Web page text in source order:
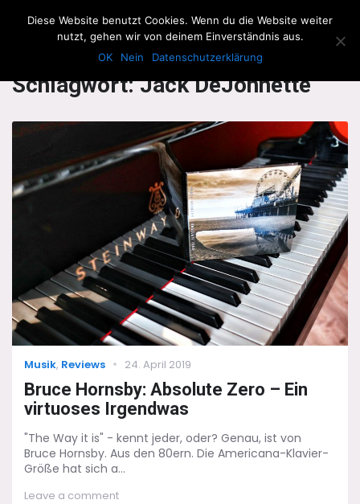
The Howling Men
Schlagwort:Jack DeJohnette
Categories
Musik, Reviews
Posted
24. April 2019
Bruce Hornsby: Absolute Zero – Ein
virtuoses Irgendwas
"The Way it is" - kennt jeder, oder? Genau, ist von
Bruce Hornsby. Aus den 80ern. Die Americana-Klavier-
Größe hat sich a...
Leave a commenton
Diese Website benutzt Cookies. Wenn du die Website weiter
nutzt, gehen wir von deinem Einverständnis aus.
OK
Nein Datenschutzerklärung